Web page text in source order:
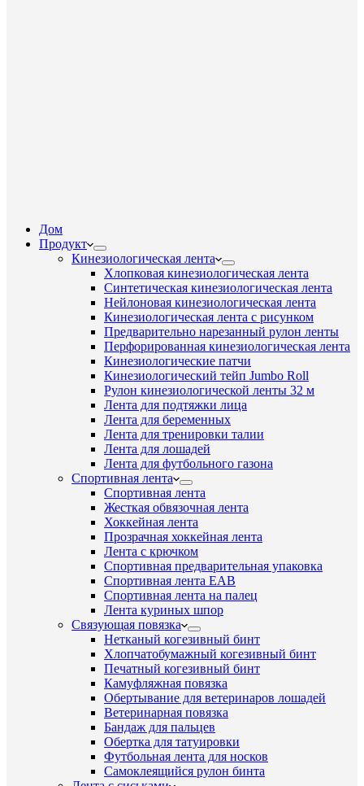
Дом
Продукт
Кинезиологическая лента
Хлопковая кинезиологическая лента
Синтетическая кинезиологическая лента
Нейлоновая кинезиологическая лента
Кинезиологическая лента с рисунком
Предварительно нарезанный рулон ленты
Перфорированная кинезиологическая лента
Кинезиологические патчи
Кинезиологический тейп Jumbo Roll
Рулон кинезиологической ленты 32 м
Лента для подтяжки лица
Лента для беременных
Лента для тренировки талии
Лента для лошадей
Лента для футбольного газона
Спортивная лента
Спортивная лента
Жесткая обвязочная лента
Хоккейная лента
Прозрачная хоккейная лента
Лента с крючком
Спортивная предварительная упаковка
Спортивная лента EAB
Спортивная лента на палец
Лента куриных шпор
Связующая повязка
Нетканый когезивный бинт
Хлопчатобумажный когезивный бинт
Печатный когезивный бинт
Камуфляжная повязка
Обертывание для ветеринаров лошадей
Ветеринарная повязка
Бандаж для пальцев
Обертка для татуировки
Футбольная лента для носков
Самоклеящийся рулон бинта